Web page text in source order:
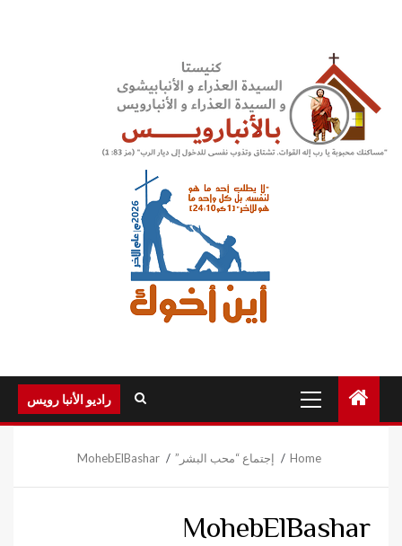
Menu
راديو الأنبا رويس
Home إجتماع “محب البشر” MohebElBashar
MohebElBashar